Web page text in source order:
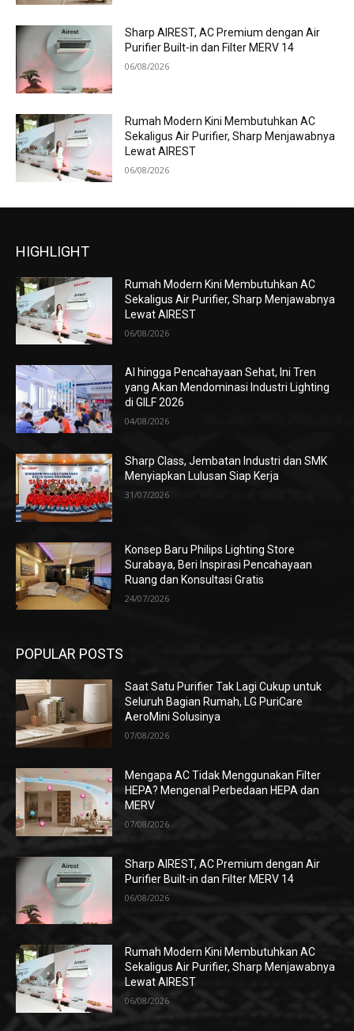
Sharp AIREST, AC Premium dengan Air
Purifier Built-in dan Filter MERV 14
06/08/2026
Rumah Modern Kini Membutuhkan AC
Sekaligus Air Purifier, Sharp Menjawabnya
Lewat AIREST
06/08/2026
HIGHLIGHT
Rumah Modern Kini Membutuhkan AC
Sekaligus Air Purifier, Sharp Menjawabnya
Lewat AIREST
06/08/2026
AI hingga Pencahayaan Sehat, Ini Tren
yang Akan Mendominasi Industri Lighting
di GILF 2026
04/08/2026
Sharp Class, Jembatan Industri dan SMK
Menyiapkan Lulusan Siap Kerja
31/07/2026
Konsep Baru Philips Lighting Store
Surabaya, Beri Inspirasi Pencahayaan
Ruang dan Konsultasi Gratis
24/07/2026
POPULAR POSTS
Saat Satu Purifier Tak Lagi Cukup untuk
Seluruh Bagian Rumah, LG PuriCare
AeroMini Solusinya
07/08/2026
Mengapa AC Tidak Menggunakan Filter
HEPA? Mengenal Perbedaan HEPA dan
MERV
07/08/2026
Sharp AIREST, AC Premium dengan Air
Purifier Built-in dan Filter MERV 14
06/08/2026
Rumah Modern Kini Membutuhkan AC
Sekaligus Air Purifier, Sharp Menjawabnya
Lewat AIREST
06/08/2026